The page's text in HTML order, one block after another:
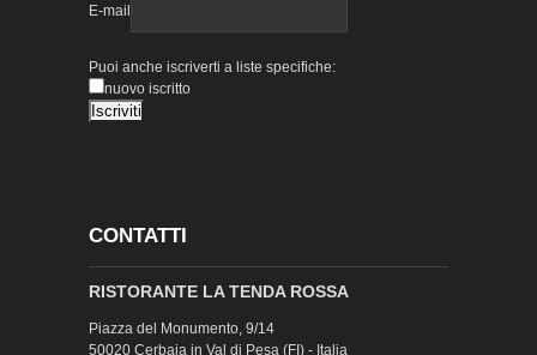
E-mail
Puoi anche iscriverti a liste specifiche:
nuovo iscritto
CONTATTI
RISTORANTE LA TENDA ROSSA
Piazza del Monumento, 9/14
50020 Cerbaia in Val di Pesa (FI) - Italia